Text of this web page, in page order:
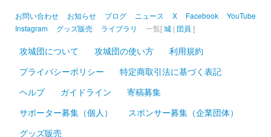
販売終了
令和4年3月19･20日に熊本城二の丸広場、桜の馬場城彩苑にて開
コラボ御城印。限定300枚。
熊本城 御城印 令和4年 春限定 桜
お問い合わせ お知らせ ブログ ニュース X Facebook
YouTube
Instagram
グッズ販売 ライブラリ 一覧[城 | 団員 ]
攻城団について 攻城団の使い方
利用規約
プライバシーポリシー
特定商取引法に基づく表記
ヘルプ
ガイドライン
寄稿募集
サポーター募集（個人）
スポンサー募集（企業団体）
グッズ販売